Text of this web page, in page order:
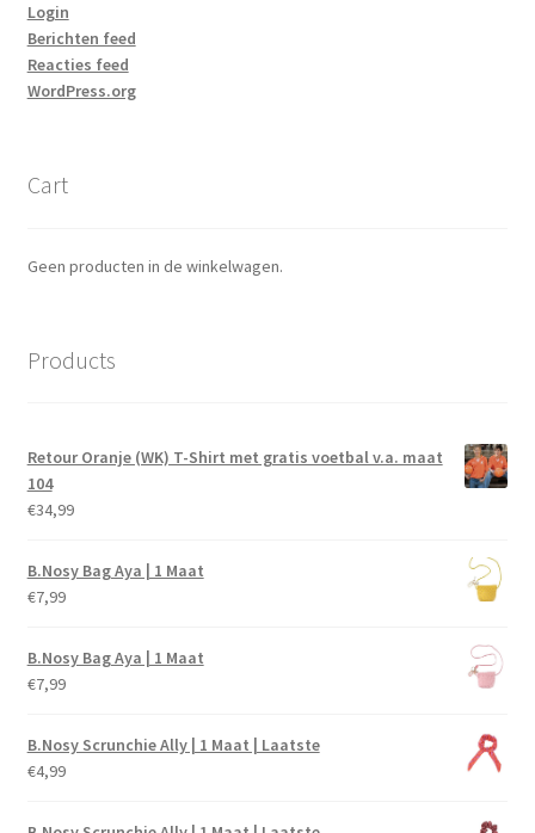
Login
Berichten feed
Reacties feed
WordPress.org
Cart
Geen producten in de winkelwagen.
Products
Retour Oranje (WK) T-Shirt met gratis voetbal v.a. maat
104
€34,99
B.Nosy Bag Aya | 1 Maat
€7,99
B.Nosy Bag Aya | 1 Maat
€7,99
B.Nosy Scrunchie Ally | 1 Maat | Laatste
€4,99